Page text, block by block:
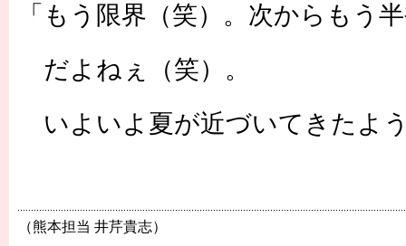
「もう限界（笑）。次からもう
だよねぇ（笑）。
いよいよ夏が近づいてきた
（熊本担当 井芹貴志）